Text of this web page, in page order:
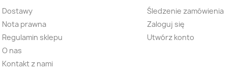
Dostawy
Nota prawna
Regulamin sklepu
O nas
Kontakt z nami
Śledzenie zamówienia
Zaloguj się
Utwórz konto